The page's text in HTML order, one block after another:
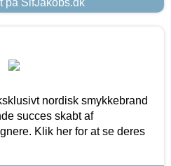
nordisk smykkebrand
succes skabt af
Klik her for at se deres